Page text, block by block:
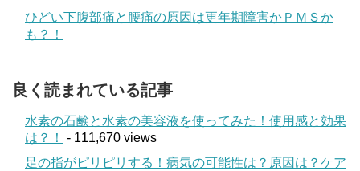
ひどい下腹部痛と腰痛の原因は更年期障害かＰＭＳか
も？！
良く読まれている記事
水素の石鹸と水素の美容液を使ってみた！使用感と効果
は？！
- 111,670 views
足の指がピリピリする！病気の可能性は？原因は？ケア